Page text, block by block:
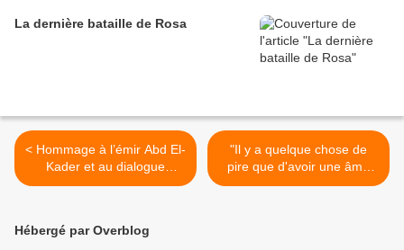
La dernière bataille de Rosa
< Hommage à l’émir Abd El-
Kader et au dialogue
interculturel à travers les
"Il y a quelque chose de
pire que d'avoir une âme
même perverse. C'est
Hébergé par Overblog